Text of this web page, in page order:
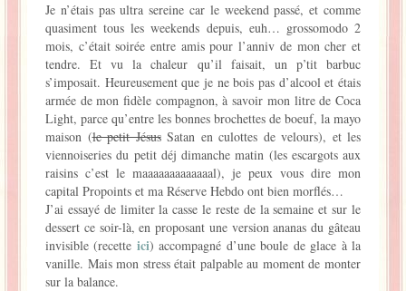
Je n’étais pas ultra sereine car le weekend passé, et comme
quasiment tous les weekends depuis, euh… grossomodo 2
mois, c’était soirée entre amis pour l’anniv de mon cher et
tendre. Et vu la chaleur qu’il faisait, un p’tit barbuc
s’imposait. Heureusement que je ne bois pas d’alcool et étais
armée de mon fidèle compagnon, à savoir mon litre de Coca
Light, parce qu’entre les bonnes brochettes de boeuf, la mayo
maison (le petit JésusSatan en culottes de velours), et les
viennoiseries du petit déj dimanche matin (les escargots aux
raisins c’est le maaaaaaaaaaaaal), je peux vous dire mon
capital Propoints et ma Réserve Hebdo ont bien morflés…
J’ai essayé de limiter la casse le reste de la semaine et sur le
dessert ce soir-là, en proposant une version ananas du gâteau
invisible (recette ici) accompagné d’une boule de glace à la
vanille. Mais mon stress était palpable au moment de monter
sur la balance.